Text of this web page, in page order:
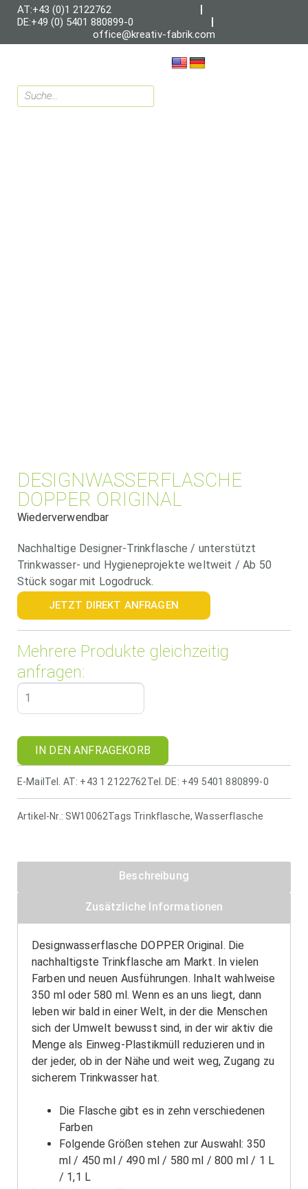
AT:+43 (0)1 2122762
DE:+49 (0) 5401 880899-0
office@kreativ-fabrik.com
DESIGNWASSERFLASCHE
DOPPER ORIGINAL
Wiederverwendbar
Nachhaltige Designer-Trinkflasche / unterstützt
Trinkwasser- und Hygieneprojekte weltweit / Ab 50
Stück sogar mit Logodruck.
JETZT DIREKT ANFRAGEN
Mehrere Produkte gleichzeitig
anfragen:
IN DEN ANFRAGEKORB
E-Mail Tel. AT: +43 1 2122762Tel. DE: +49 5401 880899-0
Artikel-Nr.: SW10062Tags Trinkflasche,Wasserflasche
Beschreibung
Zusätzliche Informationen
Designwasserflasche DOPPER Original. Die
nachhaltigste Trinkflasche am Markt. In vielen
Farben und neuen Ausführungen. Inhalt wahlweise
350 ml oder 580 ml. Wenn es an uns liegt, dann
leben wir bald in einer Welt, in der die Menschen
sich der Umwelt bewusst sind, in der wir aktiv die
Menge als Einweg-Plastikmüll reduzieren und in
der jeder, ob in der Nähe und weit weg, Zugang zu
sicherem Trinkwasser hat.
Die Flasche gibt es in zehn verschiedenen
Farben
Folgende Größen stehen zur Auswahl: 350
ml / 450 ml / 490 ml / 580 ml / 800 ml / 1 L
/ 1,1 L